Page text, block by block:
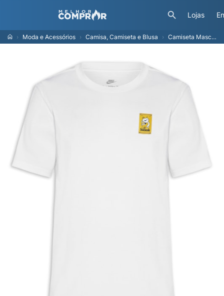
Lojas
Moda e Acessórios Camisa, Camiseta e Blusa Camiseta Masculina Sportswear - Branco